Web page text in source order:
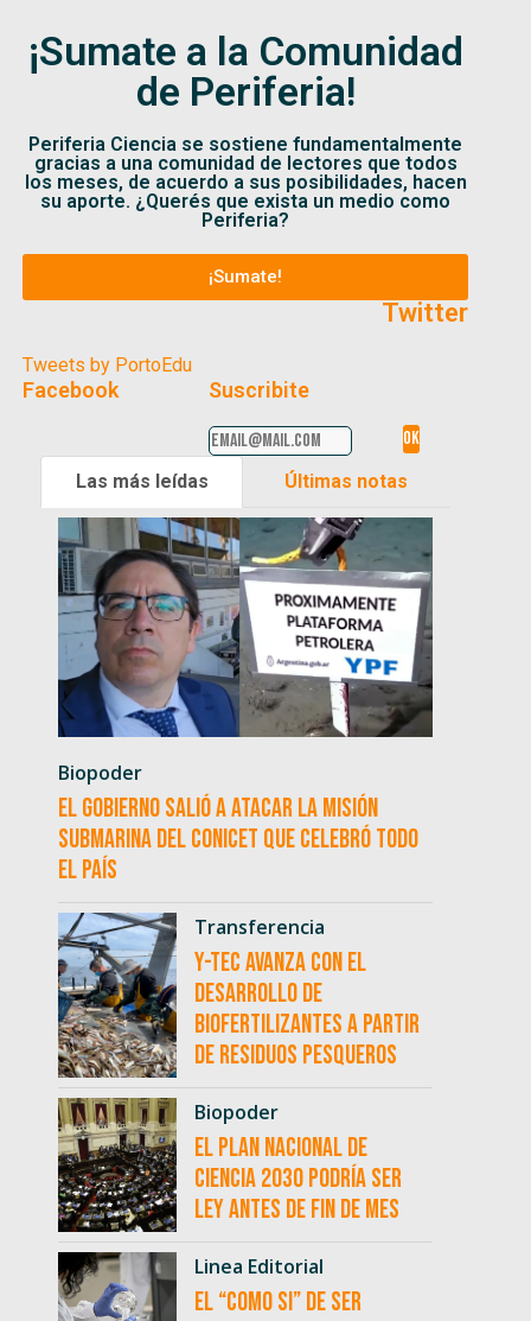
¡Sumate a la Comunidad
de Periferia!
Periferia Ciencia se sostiene fundamentalmente
gracias a una comunidad de lectores que todos
los meses, de acuerdo a sus posibilidades, hacen
su aporte. ¿Querés que exista un medio como
Periferia?
¡Sumate!
Twitter
Tweets by PortoEdu
Facebook Suscribite
Las más leídas Últimas notas
Biopoder
El Gobierno salió a atacar la misión
submarina del CONICET que celebró todo
el país
Transferencia
Y-TEC avanza con el
desarrollo de
biofertilizantes a partir
de residuos pesqueros
Biopoder
El Plan Nacional de
Ciencia 2030 podría ser
ley antes de fin de mes
Linea Editorial
El “como si” de ser